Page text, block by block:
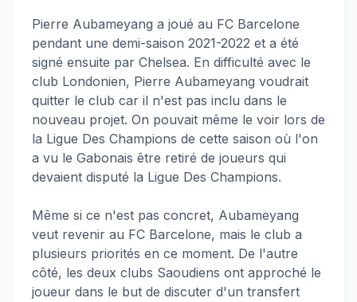
Pierre Aubameyang a joué au FC Barcelone
pendant une demi-saison 2021-2022 et a été
signé ensuite par Chelsea. En difficulté avec le
club Londonien, Pierre Aubameyang voudrait
quitter le club car il n'est pas inclu dans le
nouveau projet. On pouvait même le voir lors de
la Ligue Des Champions de cette saison où l'on
a vu le Gabonais être retiré de joueurs qui
devaient disputé la Ligue Des Champions.
Même si ce n'est pas concret, Aubameyang
veut revenir au FC Barcelone, mais le club a
plusieurs priorités en ce moment. De l'autre
côté, les deux clubs Saoudiens ont approché le
joueur dans le but de discuter d'un transfert